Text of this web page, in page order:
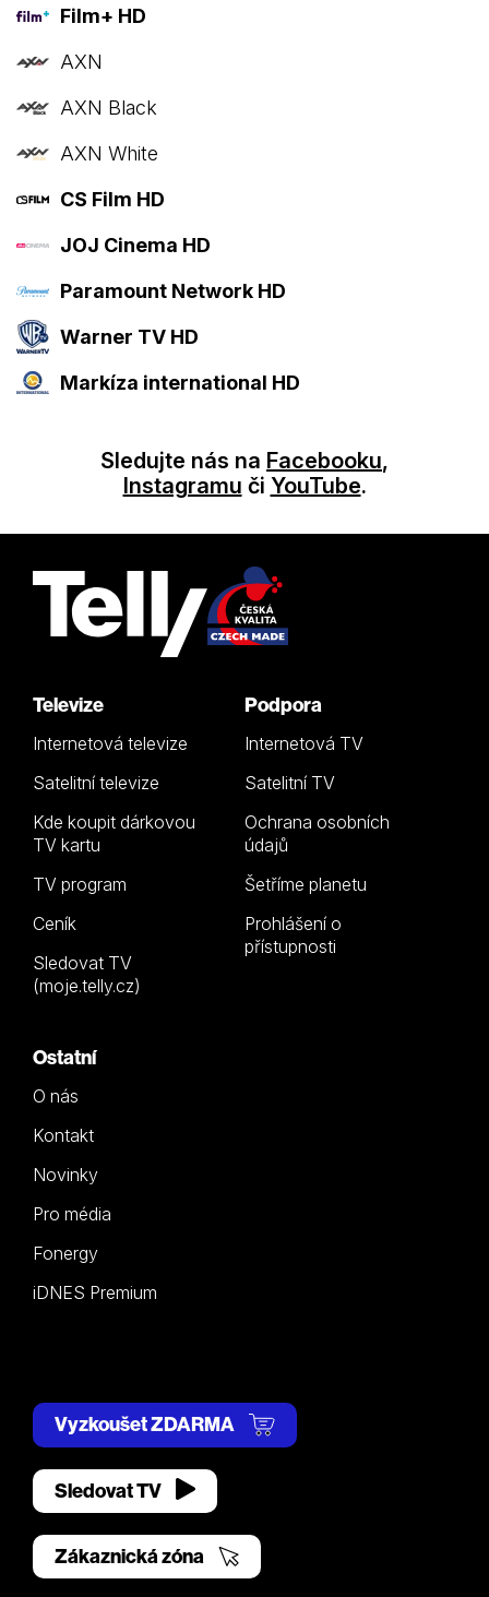
Film+ HD
AXN
AXN Black
AXN White
CS Film HD
JOJ Cinema HD
Paramount Network HD
Warner TV HD
Markíza international HD
Sledujte nás na Facebooku,
Instagramu či YouTube.
Televize
Internetová televize
Satelitní televize
Kde koupit dárkovou
TV kartu
TV program
Ceník
Sledovat TV
(moje.telly.cz)
Podpora
Internetová TV
Satelitní TV
Ochrana osobních
údajů
Šetříme planetu
Prohlášení o
přístupnosti
Ostatní
O nás
Kontakt
Novinky
Pro média
Fonergy
iDNES Premium
Vyzkoušet ZDARMA
Sledovat TV
Zákaznická zóna